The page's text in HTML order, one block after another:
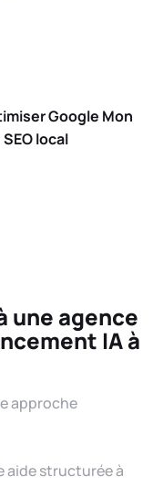
Google Mon
local
une agence
IA à
approche
aide structurée à